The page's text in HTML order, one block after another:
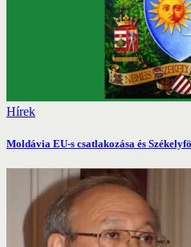
Hírek
Moldávia EU-s csatlakozása és